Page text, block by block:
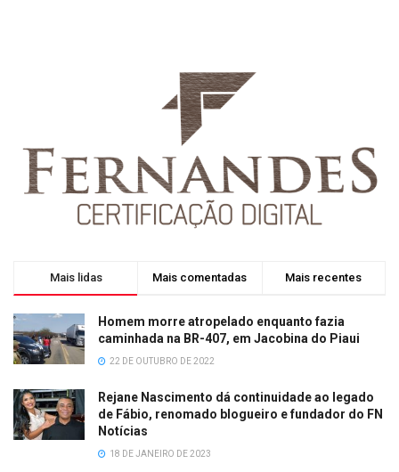
Mais lidas Mais comentadas Mais recentes
Homem morre atropelado enquanto fazia
caminhada na BR-407, em Jacobina do Piaui
22 DE OUTUBRO DE 2022
Rejane Nascimento dá continuidade ao legado
de Fábio, renomado blogueiro e fundador do FN
Notícias
18 DE JANEIRO DE 2023